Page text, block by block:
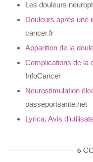
Les douleurs
Douleurs après une
cancer.fr
Apparition de la
Complications de la
InfoCancer
Neurostimulation
passeportsante.net
Lyrica, Avis
6